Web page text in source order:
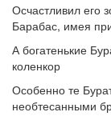
Осчастливил его
Барабас, имея
А богатенькие
коленкор
Особенно те
необтесанными